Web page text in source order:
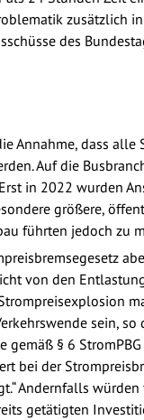
zusätzlich
des
Annahme, dass
Auf die
in 2022 wurden
größere,
führten jedoch zu
von den
sein, so
§ 6
bei der
Andernfalls
getätigten